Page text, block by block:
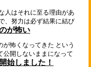
人はそれに至る理由があ
、努力は必ず結果に結び
が怖い
怖くなってきた という
公開しないままになって
始しました！